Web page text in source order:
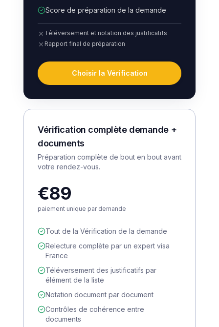
Score de préparation de la demande
Téléversement et notation des justificatifs
Rapport final de préparation
Choisir la Vérification
Vérification complète demande +
documents
Préparation complète de bout en bout avant
votre rendez-vous.
€89
paiement unique par demande
Tout de la Vérification de la demande
Relecture complète par un expert visa
France
Téléversement des justificatifs par
élément de la liste
Notation document par document
Contrôles de cohérence entre
documents